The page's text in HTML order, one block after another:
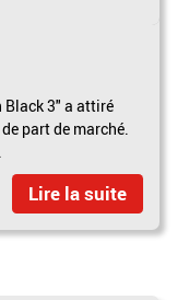
Black 3" a attiré
part de marché.
Lire la suite